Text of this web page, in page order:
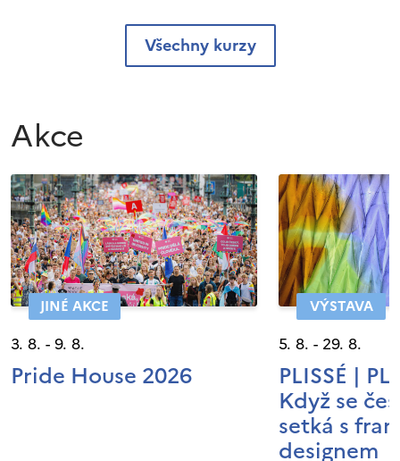
Všechny kurzy
Akce
JINÉ AKCE
3. 8. - 9. 8.
Pride House 2026
VÝSTAVA
5. 8. - 29. 8.
PLISSÉ |
Když se
setká s
designem